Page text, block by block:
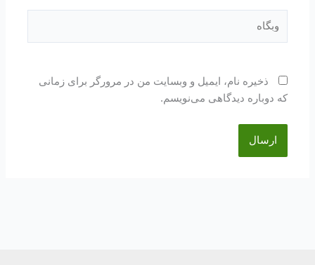
ذخیره نام، ایمیل و وبسایت من در مرورگر برای زمانی
که دوباره دیدگاهی می‌نویسم.